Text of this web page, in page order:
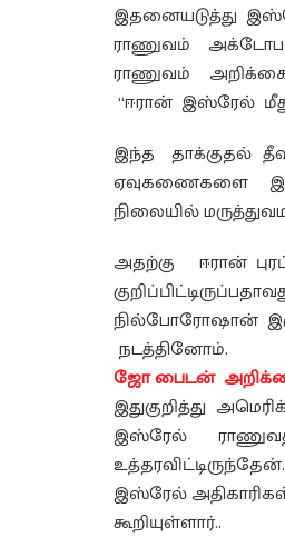
இதனையடுத்து
ராணுவம்
ராணுவம் அறிக்கை
“ஈரான் இஸ்ரேல்
இந்த தாக்குதல்
ஏவுகணைகளை
நிலையில்
அதற்கு ஈரான்
நில்போரோஷான்
நடத்தினோம்.
ஜோ பைடன்
இதுகுறித்து
இஸ்ரேல்
இஸ்ரேல்
கூறியுள்ளார்..